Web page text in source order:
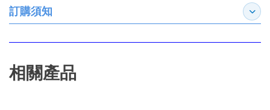
訂購須知 展開
相關產品